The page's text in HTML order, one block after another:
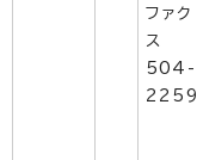
ファク
ス
504-
2259